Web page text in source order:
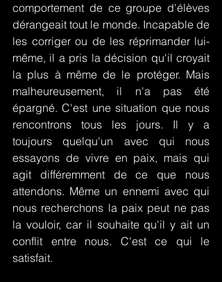
comportement de ce groupe d'élèves
dérangeait tout le monde. Incapable de
les corriger ou de les réprimander lui-
même, il a pris la décision qu'il croyait
la plus à même de le protéger. Mais
malheureusement, il n'a pas été
épargné. C'est une situation que nous
rencontrons tous les jours. Il y a
toujours quelqu'un avec qui nous
essayons de vivre en paix, mais qui
agit différemment de ce que nous
attendons. Même un ennemi avec qui
nous recherchons la paix peut ne pas
la vouloir, car il souhaite qu'il y ait un
conflit entre nous. C'est ce qui le
satisfait.